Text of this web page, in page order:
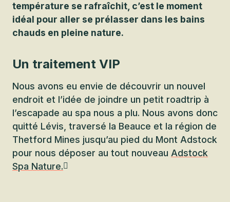
température se rafraîchit, c’est le moment
idéal pour aller se prélasser dans les bains
chauds en pleine nature.
Un traitement VIP
Nous avons eu envie de découvrir un nouvel
endroit et l’idée de joindre un petit roadtrip à
l’escapade au spa nous a plu. Nous avons donc
quitté Lévis, traversé la Beauce et la région de
Thetford Mines jusqu’au pied du Mont Adstock
pour nous déposer au tout nouveau Adstock
Spa Nature.